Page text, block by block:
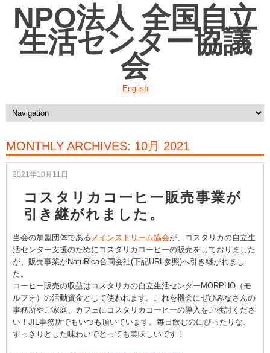
NPO法人 全国自立
生活センター協議
会
English
MONTHLY ARCHIVES: 10月 2021
2021年10月11日
コスタリカコーヒー販売事業が
引き継がれました。
当会の加盟団体である メインストリーム協会が、コスタリカの自立生
活センター支援のためにコスタリカコーヒーの販売をしておりました
が、販売事業がNatuRica合同会社(下記URL参照)へ引き継がれまし
た。
コーヒー販売の収益はコスタリカの自立生活センターMORPHO（モ
ルフォ）の活動資金として使われます。これを機会にぜひみなさんの
事務所やご家庭、カフェにコスタリカコーヒーの導入をご検討くださ
い！JIL事務所でもいつも頂いています。毎日飲むのにぴったりな、
すっきりとした味わいでとっても美味しいです！